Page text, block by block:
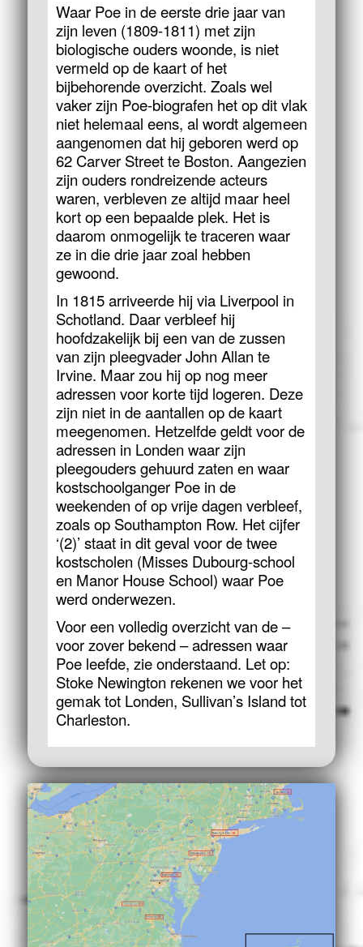
Waar Poe in de eerste drie jaar van
zijn leven (1809-1811) met zijn
biologische ouders woonde, is niet
vermeld op de kaart of het
bijbehorende overzicht. Zoals wel
vaker zijn Poe-biografen het op dit vlak
niet helemaal eens, al wordt algemeen
aangenomen dat hij geboren werd op
62 Carver Street te Boston. Aangezien
zijn ouders rondreizende acteurs
waren, verbleven ze altijd maar heel
kort op een bepaalde plek. Het is
daarom onmogelijk te traceren waar
ze in die drie jaar zoal hebben
gewoond.
In 1815 arriveerde hij via Liverpool in
Schotland. Daar verbleef hij
hoofdzakelijk bij een van de zussen
van zijn pleegvader John Allan te
Irvine. Maar zou hij op nog meer
adressen voor korte tijd logeren. Deze
zijn niet in de aantallen op de kaart
meegenomen. Hetzelfde geldt voor de
adressen in Londen waar zijn
pleegouders gehuurd zaten en waar
kostschoolganger Poe in de
weekenden of op vrije dagen verbleef,
zoals op Southampton Row. Het cijfer
‘(2)’ staat in dit geval voor de twee
kostscholen (Misses Dubourg-school
en Manor House School) waar Poe
werd onderwezen.
Voor een volledig overzicht van de –
voor zover bekend – adressen waar
Poe leefde, zie onderstaand. Let op:
Stoke Newington rekenen we voor het
gemak tot Londen, Sullivan’s Island tot
Charleston.